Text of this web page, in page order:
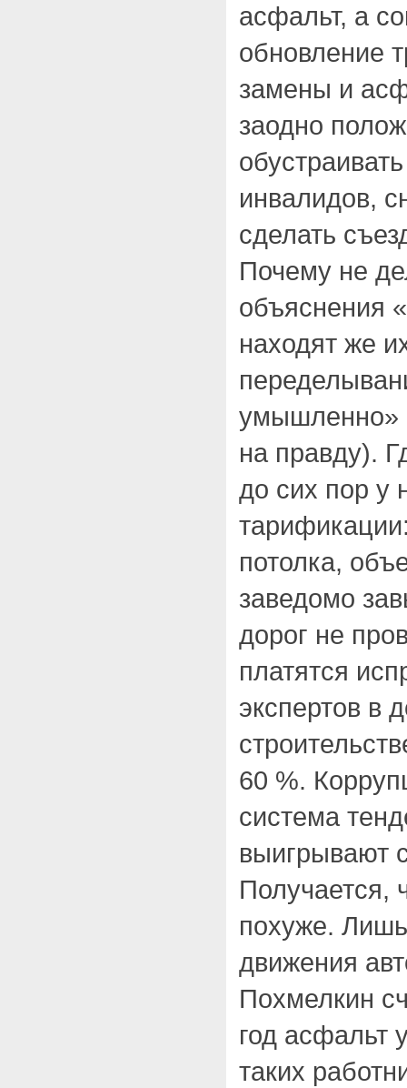
асфальт, а
обновление
замены и
заодно
инвалидов,
сделать
Почему не
объяснения
находят же
умышленно»
на правду).
до сих пор у
потолка,
заведомо
дорог не
платятся
экспертов в
60 %.
система
выигрывают
Получается,
похуже.
движения
Похмелкин
год асфальт
таких